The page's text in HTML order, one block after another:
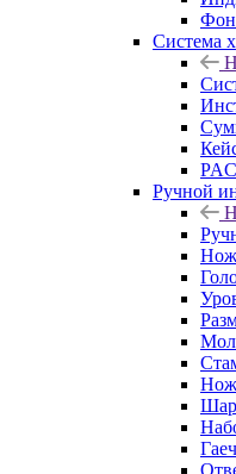
Система
Ручной